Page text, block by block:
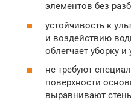
элементов без
устойчивость к
и воздействию
облегчает уборку и
не требуют
поверхности
выравнивают